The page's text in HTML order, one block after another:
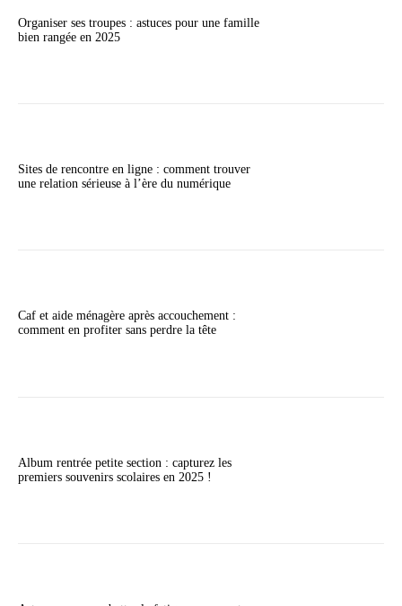
Organiser ses troupes : astuces pour une famille
bien rangée en 2025
Sites de rencontre en ligne : comment trouver
une relation sérieuse à l’ère du numérique
Caf et aide ménagère après accouchement :
comment en profiter sans perdre la tête
Album rentrée petite section : capturez les
premiers souvenirs scolaires en 2025 !